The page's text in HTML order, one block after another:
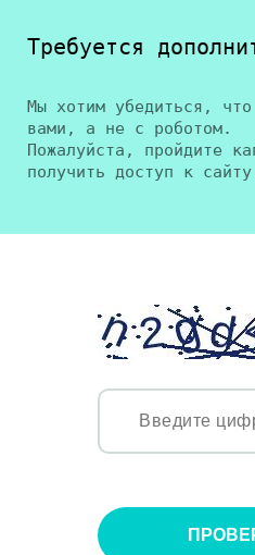
Требуется
Мы хотим убедиться,
вами, а не с роботом.
Пожалуйста, пройдите
получить доступ к